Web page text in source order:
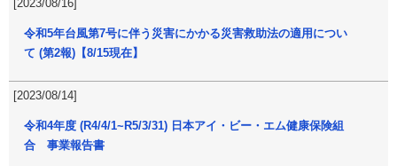
[2023/08/16]
令和5年台風第7号に伴う災害にかかる災害救助法の適用につい
て (第2報)【8/15現在】
[2023/08/14]
令和4年度 (R4/4/1~R5/3/31) 日本アイ・ビー・エム健康保険組
合 事業報告書